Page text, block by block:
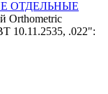
ОТДЕЛЬНЫЕ
Orthometric
10.11.2535, .022":